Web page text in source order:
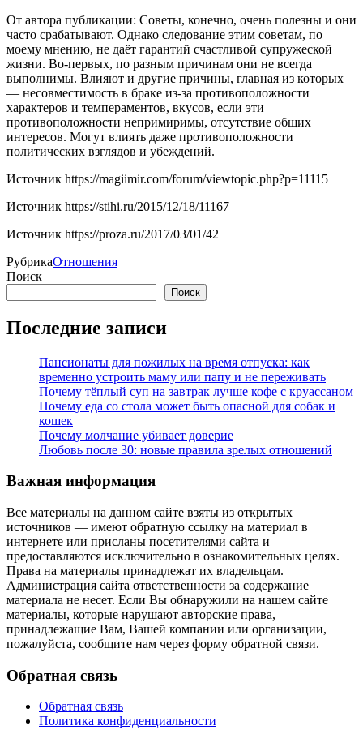
От автора публикации: Советы, конечно, очень полезны и они
часто срабатывают. Однако следование этим советам, по
моему мнению, не даёт гарантий счастливой супружеской
жизни. Во-первых, по разным причинам они не всегда
выполнимы. Влияют и другие причины, главная из которых
— несовместимость в браке из-за противоположности
характеров и темпераментов, вкусов, если эти
противоположности непримиримы, отсутствие общих
интересов. Могут влиять даже противоположности
политических взглядов и убеждений.
Источник https://magiimir.com/forum/viewtopic.php?p=11115
Источник https://stihi.ru/2015/12/18/11167
Источник https://proza.ru/2017/03/01/42
РубрикаОтношения
Поиск
Поиск
Последние записи
Пансионаты для пожилых на время отпуска: как
временно устроить маму или папу и не переживать
Почему тёплый суп на завтрак лучше кофе с круассаном
Почему еда со стола может быть опасной для собак и
кошек
Почему молчание убивает доверие
Любовь после 30: новые правила зрелых отношений
Важная информация
Все материалы на данном сайте взяты из открытых
источников — имеют обратную ссылку на материал в
интернете или присланы посетителями сайта и
предоставляются исключительно в ознакомительных целях.
Права на материалы принадлежат их владельцам.
Администрация сайта ответственности за содержание
материала не несет. Если Вы обнаружили на нашем сайте
материалы, которые нарушают авторские права,
принадлежащие Вам, Вашей компании или организации,
пожалуйста, сообщите нам через форму обратной связи.
Обратная связь
Обратная связь
Политика конфиденциальности